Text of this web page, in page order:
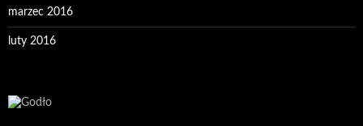
marzec 2016
luty 2016